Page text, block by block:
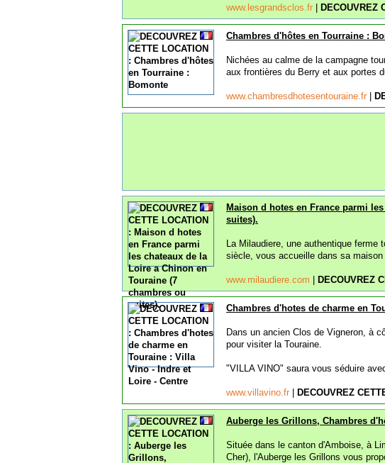
www.lesgrandsclos.fr DECOUVREZ
Chambres d'hôtes en Tourraine :
Nichées au calme de la campagne
aux frontières du Berry et aux portes
www.chambresdhotesentouraine.fr
Maison d hotes en France parmi
suites).
La Milaudiere, une authentique
siècle, vous accueille dans sa
www.milaudiere.com DECOUVREZ
Chambres d'hotes de charme en
Dans un ancien Clos de Vigneron, à
pour visiter la Touraine.
"VILLA VINO" saura vous séduire
www.villavino.fr DECOUVREZ
Auberge les Grillons, Chambres
Située dans le canton d'Amboise, à
Cher), l'Auberge les Grillons vous